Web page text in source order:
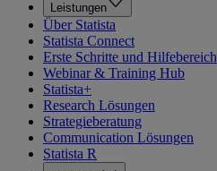
Leistungen
Über Statista
Statista Connect
Erste Schritte und Hilfebereich
Webinar & Training Hub
Statista+
Research Lösungen
Strategieberatung
Communication Lösungen
Statista R